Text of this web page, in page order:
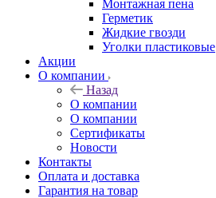
Монтажная пена
Герметик
Жидкие гвозди
Уголки пластиковые
Акции
О компании
Назад
О компании
О компании
Сертификаты
Новости
Контакты
Оплата и доставка
Гарантия на товар